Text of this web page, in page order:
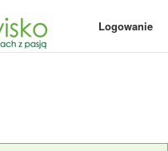
Logowanie